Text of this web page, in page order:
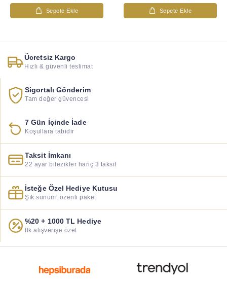
Sepete Ekle Sepete Ekle
Ücretsiz Kargo
Hızlı & güvenli teslimat
Sigortalı Gönderim
Tam değer güvencesi
7 Gün İçinde İade
Koşullara tabidir
Taksit İmkanı
22 ayar bilezikler hariç 3 taksit
İsteğe Özel Hediye Kutusu
Şık sunum, özenli paket
%20 + 1000 TL Hediye
İlk alışverişe özel